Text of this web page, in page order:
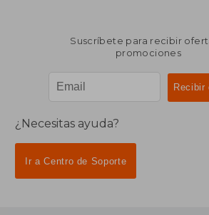
Suscríbete para recibir
promociones
¿Necesitas ayuda?
Ir a Centro de Soporte